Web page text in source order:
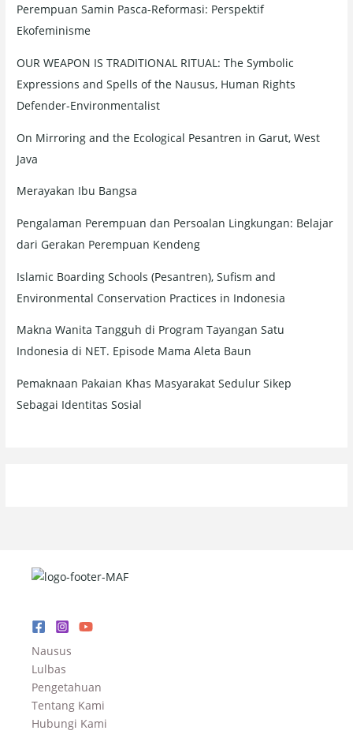
Perempuan Samin Pasca-Reformasi: Perspektif
Ekofeminisme
OUR WEAPON IS TRADITIONAL RITUAL: The Symbolic
Expressions and Spells of the Nausus, Human Rights
Defender-Environmentalist
On Mirroring and the Ecological Pesantren in Garut, West
Java
Merayakan Ibu Bangsa
Pengalaman Perempuan dan Persoalan Lingkungan: Belajar
dari Gerakan Perempuan Kendeng
Islamic Boarding Schools (Pesantren), Sufism and
Environmental Conservation Practices in Indonesia
Makna Wanita Tangguh di Program Tayangan Satu
Indonesia di NET. Episode Mama Aleta Baun
Pemaknaan Pakaian Khas Masyarakat Sedulur Sikep
Sebagai Identitas Sosial
Nausus
Lulbas
Pengetahuan
Tentang Kami
Hubungi Kami